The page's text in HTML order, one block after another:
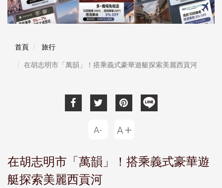
首頁
旅行
在胡志明市「萬韻」！搭乘義式豪華遊艇探索美麗西貢河
在胡志明市「萬韻」！搭乘義式豪華遊
艇探索美麗西貢河